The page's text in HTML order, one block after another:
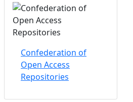
Confederation of
Open Access
Repositories